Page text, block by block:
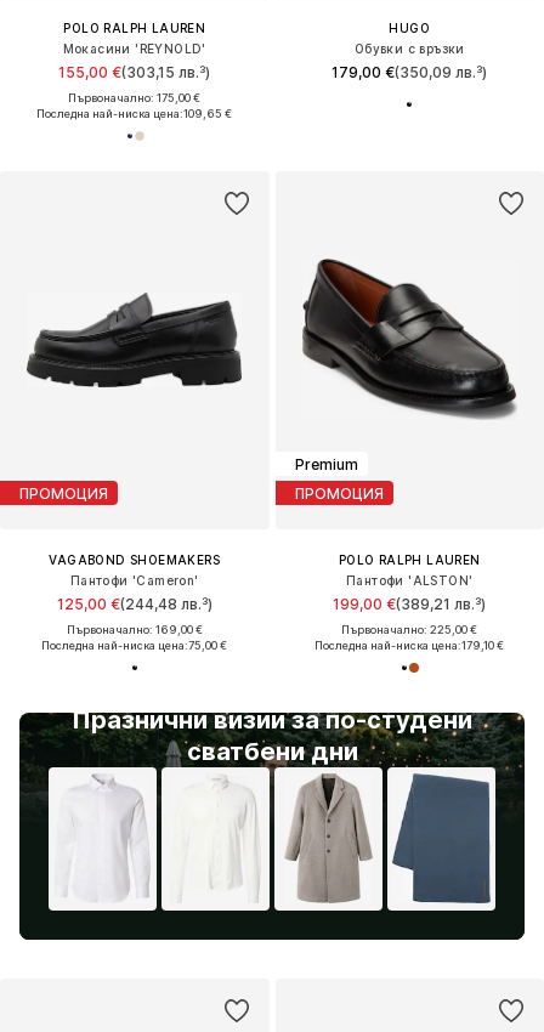
POLO RALPH LAUREN
Мокасини 'REYNOLD'
155,00 €(303,15 лв.³)
Първоначално: 175,00 €
Последна най-ниска цена:109,65 €
HUGO
Обувки с връзки
179,00 €(350,09 лв.³)
ПРОМОЦИЯ
VAGABOND SHOEMAKERS
Пантофи 'Cameron'
125,00 €(244,48 лв.³)
Първоначално: 169,00 €
Последна най-ниска цена:75,00 €
Празнични визии за по-студени
сватбени дни
Premium
ПРОМОЦИЯ
POLO RALPH LAUREN
Пантофи 'ALSTON'
199,00 €(389,21 лв.³)
Първоначално: 225,00 €
Последна най-ниска цена:179,10 €